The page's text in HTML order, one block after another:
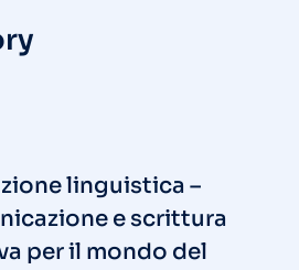
linguistica –
e scrittura
per il mondo del